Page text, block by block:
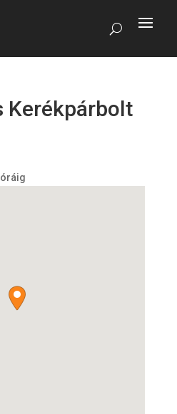
Kerékpárbolt
óráig